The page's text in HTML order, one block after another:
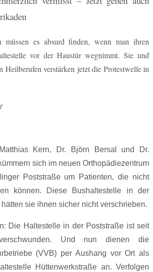
müssen es absurd finden, wenn man ihren
vor der Haustür wegnimmt. Sie und
Heilberufen verstärken jetzt die Protestwelle in
Kern, Dr. Björn Bersal und Dr.
sich im neuen Orthopädiezentrum
Poststraße um Patienten, die nicht
können. Diese Bushaltestelle in der
sie ihnen sicher nicht verschrieben.
Die Haltestelle in der Poststraße ist seit
Und nun dienen die
(VVB) per Aushang vor Ort als
Hüttenwerkstraße an. Verfolgen